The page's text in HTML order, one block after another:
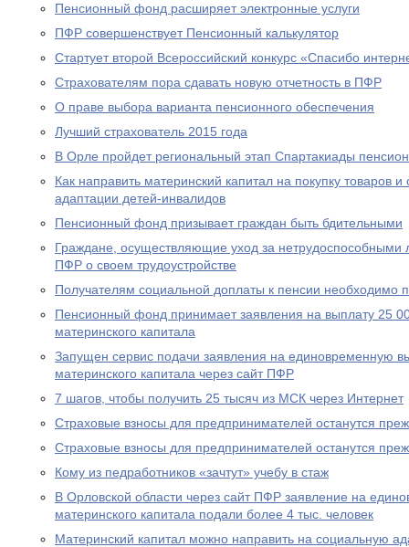
Пенсионный фонд расширяет электронные услуги
ПФР совершенствует Пенсионный калькулятор
Стартует второй Всероссийский конкурс «Спасибо
Страхователям пора сдавать новую отчетность в ПФР
О праве выбора варианта пенсионного обеспечения
Лучший страхователь 2015 года
В Орле пройдет региональный этап Спартакиады
Как направить материнский капитал на покупку товаров
адаптации детей-инвалидов
Пенсионный фонд призывает граждан быть бдительными
Граждане, осуществляющие уход за
ПФР о своем трудоустройстве
Получателям социальной доплаты к пенсии необходимо
Пенсионный фонд принимает заявления на выплату 25
материнского капитала
Запущен сервис подачи заявления на единовременную
материнского капитала через сайт ПФР
7 шагов, чтобы получить 25 тысяч из МСК через Интернет
Страховые взносы для предпринимателей останутся
Страховые взносы для предпринимателей останутся
Кому из педработников «зачтут» учебу в стаж
В Орловской области через сайт ПФР заявление на
материнского капитала подали более 4 тыс. человек
Материнский капитал можно направить на социальную